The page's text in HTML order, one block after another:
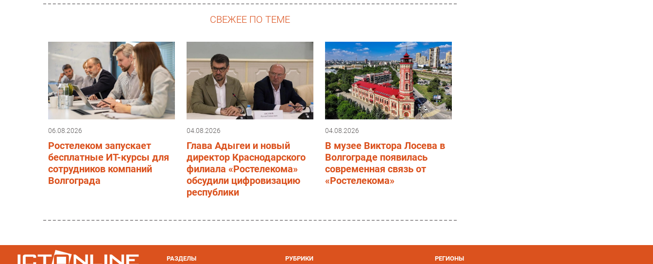
СВЕЖЕЕ ПО ТЕМЕ
06.08.2026
Ростелеком запускает
бесплатные ИТ-курсы для
сотрудников компаний
Волгограда
04.08.2026
Глава Адыгеи и новый
директор Краснодарского
филиала «Ростелекома»
обсудили цифровизацию
республики
04.08.2026
В музее Виктора Лосева в
Волгограде появилась
современная связь от
«Ростелекома»
РАЗДЕЛЫ РУБРИКИ РЕГИОНЫ